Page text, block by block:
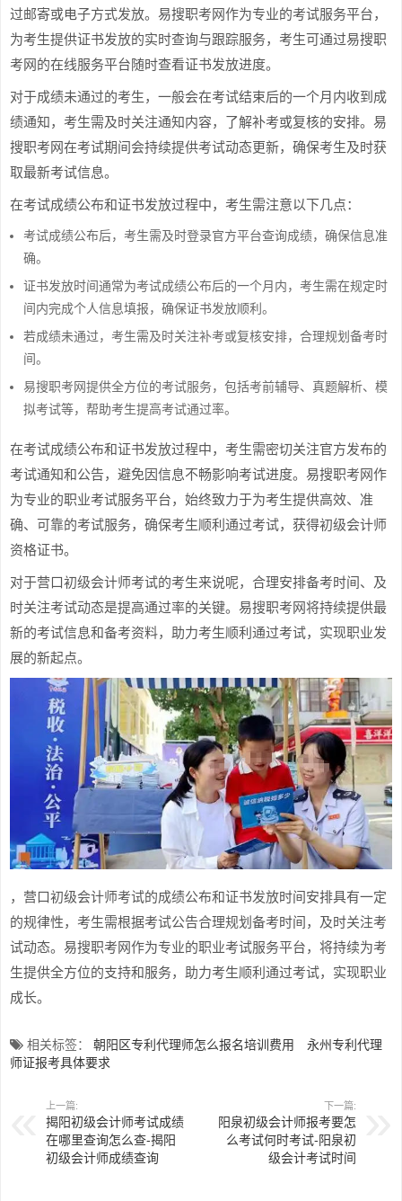
过邮寄或电子方式发放。易搜职考网作为专业的考试服务平台，
为考生提供证书发放的实时查询与跟踪服务，考生可通过易搜职
考网的在线服务平台随时查看证书发放进度。
对于成绩未通过的考生，一般会在考试结束后的一个月内收到成
绩通知，考生需及时关注通知内容，了解补考或复核的安排。易
搜职考网在考试期间会持续提供考试动态更新，确保考生及时获
取最新考试信息。
在考试成绩公布和证书发放过程中，考生需注意以下几点：
考试成绩公布后，考生需及时登录官方平台查询成绩，确保信息准
确。
证书发放时间通常为考试成绩公布后的一个月内，考生需在规定时
间内完成个人信息填报，确保证书发放顺利。
若成绩未通过，考生需及时关注补考或复核安排，合理规划备考时
间。
易搜职考网提供全方位的考试服务，包括考前辅导、真题解析、模
拟考试等，帮助考生提高考试通过率。
在考试成绩公布和证书发放过程中，考生需密切关注官方发布的
考试通知和公告，避免因信息不畅影响考试进度。易搜职考网作
为专业的职业考试服务平台，始终致力于为考生提供高效、准
确、可靠的考试服务，确保考生顺利通过考试，获得初级会计师
资格证书。
对于营口初级会计师考试的考生来说呢，合理安排备考时间、及
时关注考试动态是提高通过率的关键。易搜职考网将持续提供最
新的考试信息和备考资料，助力考生顺利通过考试，实现职业发
展的新起点。
，营口初级会计师考试的成绩公布和证书发放时间安排具有一定
的规律性，考生需根据考试公告合理规划备考时间，及时关注考
试动态。易搜职考网作为专业的职业考试服务平台，将持续为考
生提供全方位的支持和服务，助力考生顺利通过考试，实现职业
成长。
相关标签： 朝阳区专利代理师怎么报名培训费用
永州专利代理
师证报考具体要求
上一篇:
揭阳初级会计师考试成绩
在哪里查询怎么查-揭阳
初级会计师成绩查询
下一篇:
阳泉初级会计师报考要怎
么考试何时考试-阳泉初
级会计考试时间